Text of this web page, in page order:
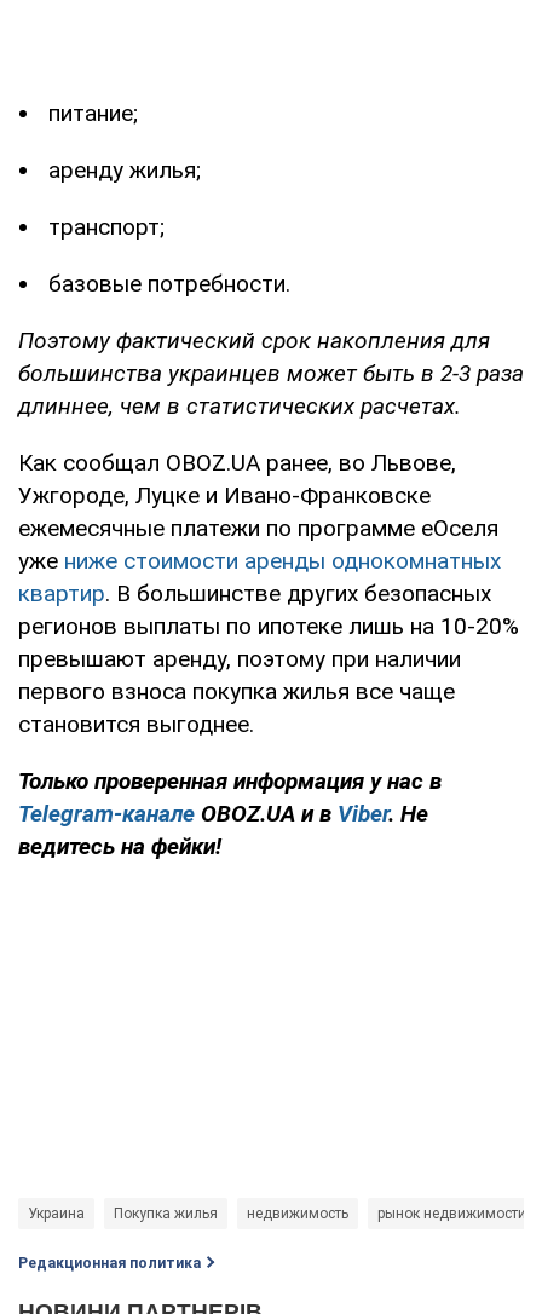
питание;
аренду жилья;
транспорт;
базовые потребности.
Поэтому фактический срок накопления для
большинства украинцев может быть в 2-3 раза
длиннее, чем в статистических расчетах.
Как сообщал OBOZ.UA ранее, во Львове,
Ужгороде, Луцке и Ивано-Франковске
ежемесячные платежи по программе еОселя
уже ниже стоимости аренды однокомнатных
квартир. В большинстве других безопасных
регионов выплаты по ипотеке лишь на 10-20%
превышают аренду, поэтому при наличии
первого взноса покупка жилья все чаще
становится выгоднее.
Только проверенная информация у нас в
Telegram-канале OBOZ.UA и в Viber. Не
ведитесь на фейки!
Украина Покупка жилья недвижимость рынок недвижимости
Редакционная политика